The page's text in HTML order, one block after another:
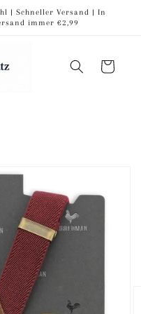
| Schneller Versand | In
immer €2,99
Warenkorb